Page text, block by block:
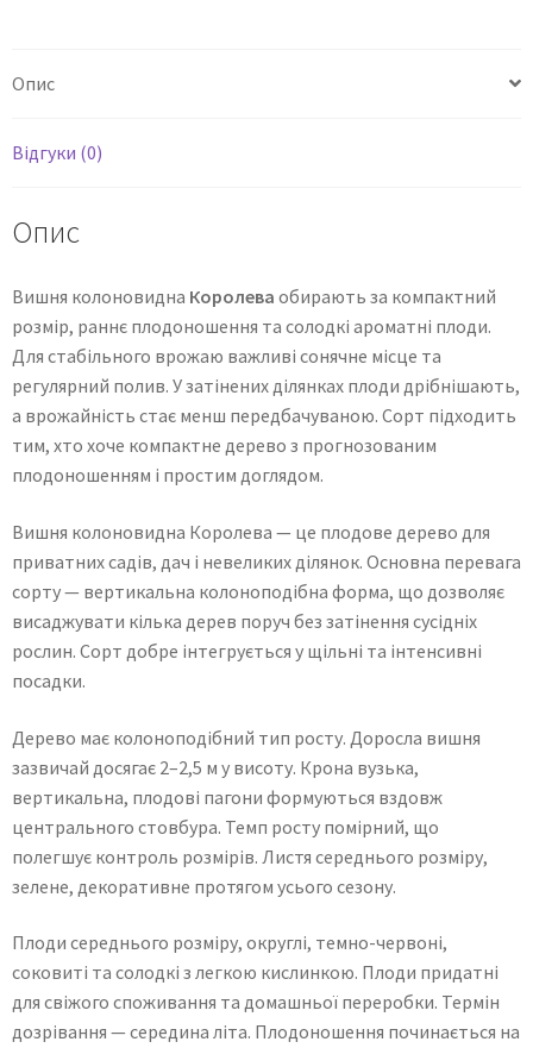
Опис
Відгуки (0)
Опис
Вишня колоновидна Королева обирають за компактний
розмір, раннє плодоношення та солодкі ароматні плоди.
Для стабільного врожаю важливі сонячне місце та
регулярний полив. У затінених ділянках плоди дрібнішають,
а врожайність стає менш передбачуваною. Сорт підходить
тим, хто хоче компактне дерево з прогнозованим
плодоношенням і простим доглядом.
Вишня колоновидна Королева — це плодове дерево для
приватних садів, дач і невеликих ділянок. Основна перевага
сорту — вертикальна колоноподібна форма, що дозволяє
висаджувати кілька дерев поруч без затінення сусідніх
рослин. Сорт добре інтегрується у щільні та інтенсивні
посадки.
Дерево має колоноподібний тип росту. Доросла вишня
зазвичай досягає 2–2,5 м у висоту. Крона вузька,
вертикальна, плодові пагони формуються вздовж
центрального стовбура. Темп росту помірний, що
полегшує контроль розмірів. Листя середнього розміру,
зелене, декоративне протягом усього сезону.
Плоди середнього розміру, округлі, темно-червоні,
соковиті та солодкі з легкою кислинкою. Плоди придатні
для свіжого споживання та домашньої переробки. Термін
дозрівання — середина літа. Плодоношення починається на